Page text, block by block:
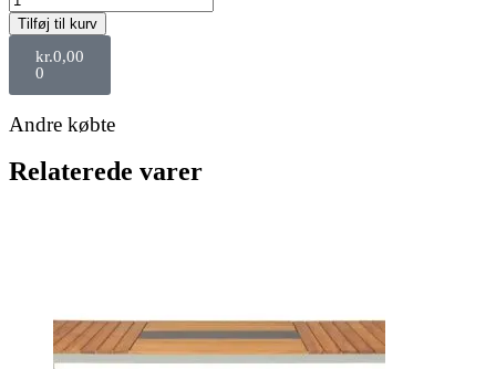
Tilføj til kurv
kr.0,00
0
Andre købte
Relaterede varer